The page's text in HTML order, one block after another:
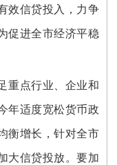
效信贷投入，力争
促进全市经济平稳
重点行业、企业和
年适度宽松货币政
衡增长，针对全市
大信贷投放。要加